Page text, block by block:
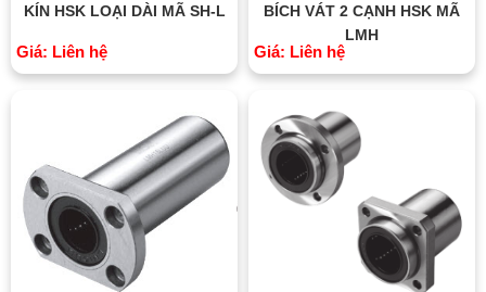
KÍN HSK LOẠI DÀI MÃ SH-L
Giá: Liên hệ
BÍCH VÁT 2 CẠNH HSK MÃ
LMH
Giá: Liên hệ